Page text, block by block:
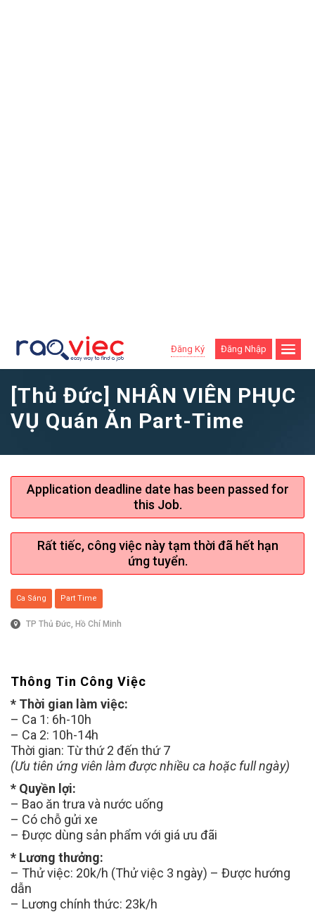
Đăng Ký Đăng Nhập
[Thủ Đức] NHÂN VIÊN PHỤC
VỤ Quán Ăn Part-Time
Application deadline date has been passed for
this Job.
Rất tiếc, công việc này tạm thời đã hết hạn
ứng tuyển.
Ca Sáng Part Time
TP Thủ Đức, Hồ Chí Minh
Thông Tin Công Việc
* Thời gian làm việc:
– Ca 1: 6h-10h
– Ca 2: 10h-14h
Thời gian: Từ thứ 2 đến thứ 7
(Ưu tiên ứng viên làm được nhiều ca hoặc full ngày)
* Quyền lợi:
– Bao ăn trưa và nước uống
– Có chỗ gửi xe
– Được dùng sản phẩm với giá ưu đãi
* Lương thưởng:
– Thử việc: 20k/h (Thử việc 3 ngày) – Được hướng
dẫn
– Lương chính thức: 23k/h